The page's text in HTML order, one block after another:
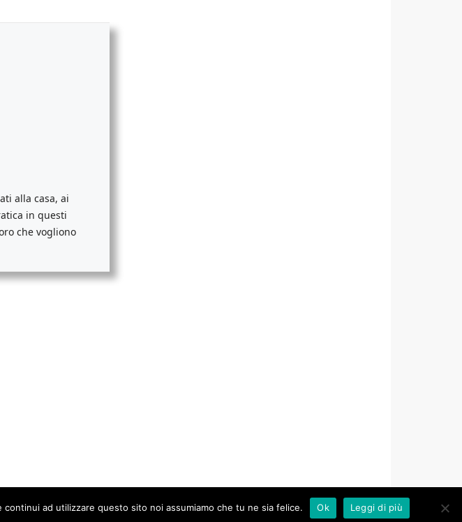
alla casa, ai
in questi
che vogliono
ad utilizzare questo sito noi assumiamo che tu ne sia felice. Ok Leggi di più